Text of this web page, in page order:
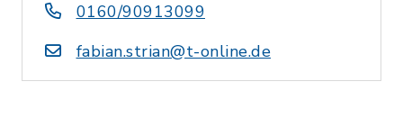
0160/90913099
fabian.strian@t-online.de